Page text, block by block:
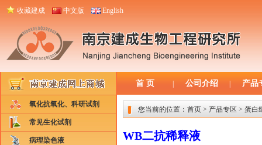
收藏建成 中文版 English
首 页 公司介绍 产品
氧化抗氧化、科研试剂
常见生化试剂
病理染色液
您当前的位置： 首页 > 产品专区 > 蛋白
WB二抗稀释液